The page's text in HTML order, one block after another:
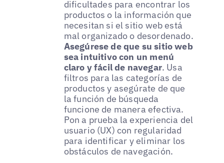
dificultades para encontrar los
productos o la información que
necesitan si el sitio web está
mal organizado o desordenado.
Asegúrese de que su sitio web
sea intuitivo con un menú
claro y fácil de navegar. Usa
filtros para las categorías de
productos y asegúrate de que
la función de búsqueda
funcione de manera efectiva.
Pon a prueba la experiencia del
usuario (UX) con regularidad
para identificar y eliminar los
obstáculos de navegación.